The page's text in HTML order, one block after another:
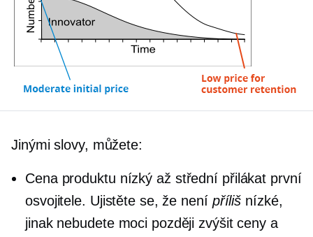
Jinými slovy, můžete:
Cena produktu nízký až střední přilákat první
osvojitele. Ujistěte se, že není příliš nízké,
jinak nebudete moci později zvýšit ceny a